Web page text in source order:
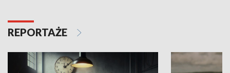
REPORTAŻE